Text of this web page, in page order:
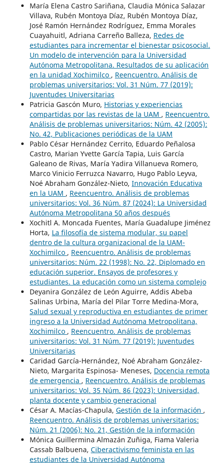
María Elena Castro Sariñana, Claudia Mónica Salazar
Villava, Rubén Montoya Díaz, Rubén Montoya Díaz,
José Ramón Hernández Rodríguez, Emma Morales
Cuayahuitl, Adriana Carreño Balleza, Redes de
estudiantes para incrementar el bienestar psicosocial.
Un modelo de intervención para la Universidad
Autónoma Metropolitana. Resultados de su aplicación
en la unidad Xochimilco , Reencuentro. Análisis de
problemas universitarios: Vol. 31 Núm. 77 (2019):
Juventudes Universitarias
Patricia Gascón Muro, Historias y experiencias
compartidas por las revistas de la UAM , Reencuentro.
Análisis de problemas universitarios: Núm. 42 (2005):
No. 42, Publicaciones periódicas de la UAM
Pablo César Hernández Cerrito, Eduardo Peñalosa
Castro, Marian Yvette García Tapia, Luis García
Galeano de Rivas, María Yadira Villanueva Romero,
Marco Vinicio Ferruzca Navarro, Hugo Pablo Leyva,
Noé Abraham González-Nieto, Innovación Educativa
en la UAM , Reencuentro. Análisis de problemas
universitarios: Vol. 36 Núm. 87 (2024): La Universidad
Autónoma Metropolitana 50 años después
Xochitl A. Moncada Fuentes, María Guadalupe Jiménez
Horta, La filosofía de sistema modular, su papel
dentro de la cultura organizacional de la UAM-
Xochimilco , Reencuentro. Análisis de problemas
universitarios: Núm. 22 (1998): No. 22, Diplomado en
educación superior. Ensayos de profesores y
estudiantes. La educación como un sistema complejo
Deyanira González de León Aguirre, Addis Abeba
Salinas Urbina, María del Pilar Torre Medina-Mora,
Salud sexual y reproductiva en estudiantes de primer
ingreso a la Universidad Autónoma Metropolitana,
Xochimilco , Reencuentro. Análisis de problemas
universitarios: Vol. 31 Núm. 77 (2019): Juventudes
Universitarias
Caridad García-Hernández, Noé Abraham González-
Nieto, Margarita Espinosa- Meneses, Docencia remota
de emergencia , Reencuentro. Análisis de problemas
universitarios: Vol. 35 Núm. 86 (2023): Universidad,
planta docente y cambio generacional
César A. Macías-Chapula, Gestión de la información ,
Reencuentro. Análisis de problemas universitarios:
Núm. 21 (2006): No. 21, Gestión de la información
Mónica Guillermina Almazán Zuñiga, Fiama Valeria
Cassab Balbuena, Ciberactivismo feminista en las
estudiantes de la Universidad Autónoma